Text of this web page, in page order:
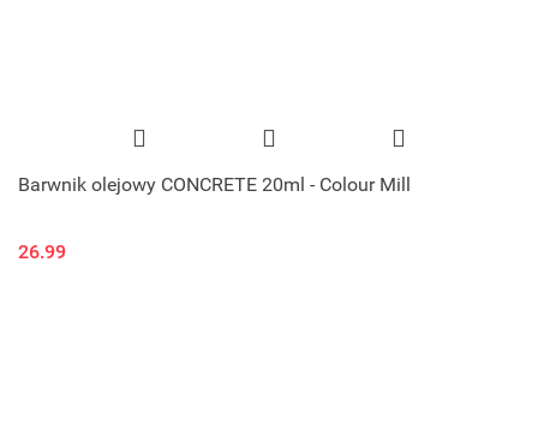
Barwnik olejowy CONCRETE 20ml - Colour Mill
26.99